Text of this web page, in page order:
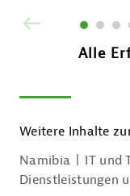
Alle
Weitere Inhalte
Namibia
IT und
Dienstleistungen